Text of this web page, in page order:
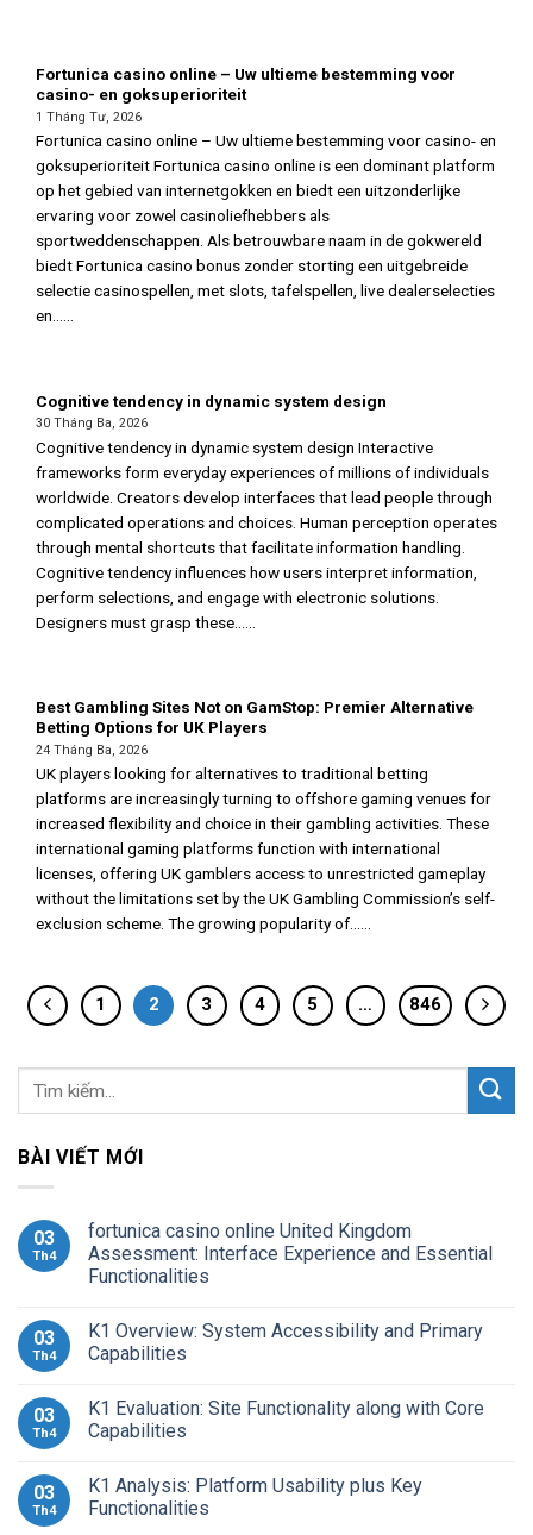
Fortunica casino online – Uw ultieme bestemming voor
casino- en goksuperioriteit
1 Tháng Tư, 2026
Fortunica casino online – Uw ultieme bestemming voor casino- en
goksuperioriteit Fortunica casino online is een dominant platform
op het gebied van internetgokken en biedt een uitzonderlijke
ervaring voor zowel casinoliefhebbers als
sportweddenschappen. Als betrouwbare naam in de gokwereld
biedt Fortunica casino bonus zonder storting een uitgebreide
selectie casinospellen, met slots, tafelspellen, live dealerselecties
en......
Cognitive tendency in dynamic system design
30 Tháng Ba, 2026
Cognitive tendency in dynamic system design Interactive
frameworks form everyday experiences of millions of individuals
worldwide. Creators develop interfaces that lead people through
complicated operations and choices. Human perception operates
through mental shortcuts that facilitate information handling.
Cognitive tendency influences how users interpret information,
perform selections, and engage with electronic solutions.
Designers must grasp these......
Best Gambling Sites Not on GamStop: Premier Alternative
Betting Options for UK Players
24 Tháng Ba, 2026
UK players looking for alternatives to traditional betting
platforms are increasingly turning to offshore gaming venues for
increased flexibility and choice in their gambling activities. These
international gaming platforms function with international
licenses, offering UK gamblers access to unrestricted gameplay
without the limitations set by the UK Gambling Commission’s self-
exclusion scheme. The growing popularity of......
1 2 3 4 5 … 846
BÀI VIẾT MỚI
03
Th4
fortunica casino online United Kingdom
Assessment: Interface Experience and Essential
Functionalities
03
Th4
K1 Overview: System Accessibility and Primary
Capabilities
03
Th4
K1 Evaluation: Site Functionality along with Core
Capabilities
03
Th4
K1 Analysis: Platform Usability plus Key
Functionalities